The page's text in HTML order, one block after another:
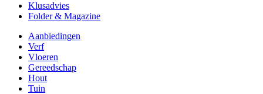
Klusadvies
Folder & Magazine
Aanbiedingen
Verf
Vloeren
Gereedschap
Hout
Tuin